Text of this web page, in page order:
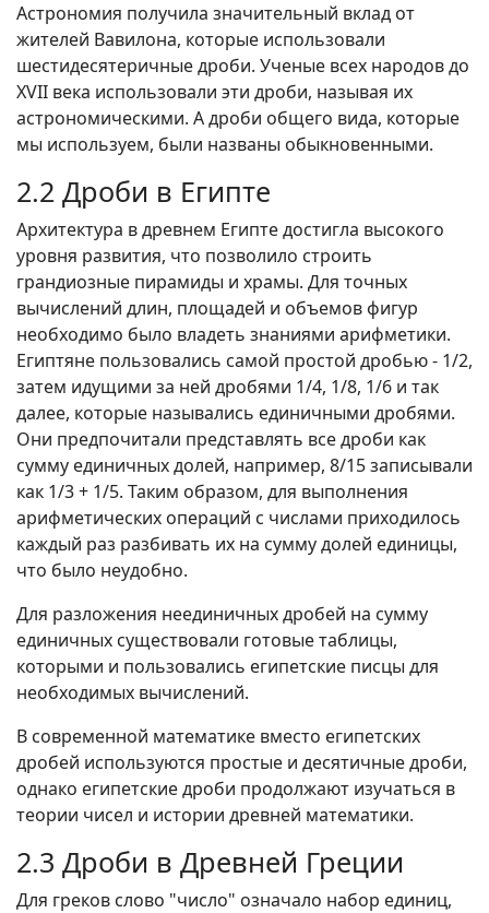
Астрономия получила значительный вклад от
жителей Вавилона, которые использовали
шестидесятеричные дроби. Ученые всех народов до
XVII века использовали эти дроби, называя их
астрономическими. А дроби общего вида, которые
мы используем, были названы обыкновенными.
2.2 Дроби в Египте
Архитектура в древнем Египте достигла высокого
уровня развития, что позволило строить
грандиозные пирамиды и храмы. Для точных
вычислений длин, площадей и объемов фигур
необходимо было владеть знаниями арифметики.
Египтяне пользовались самой простой дробью - 1/2,
затем идущими за ней дробями 1/4, 1/8, 1/6 и так
далее, которые назывались единичными дробями.
Они предпочитали представлять все дроби как
сумму единичных долей, например, 8/15 записывали
как 1/3 + 1/5. Таким образом, для выполнения
арифметических операций с числами приходилось
каждый раз разбивать их на сумму долей единицы,
что было неудобно.
Для разложения неединичных дробей на сумму
единичных существовали готовые таблицы,
которыми и пользовались египетские писцы для
необходимых вычислений.
В современной математике вместо египетских
дробей используются простые и десятичные дроби,
однако египетские дроби продолжают изучаться в
теории чисел и истории древней математики.
2.3 Дроби в Древней Греции
Для греков слово "число" означало набор единиц,